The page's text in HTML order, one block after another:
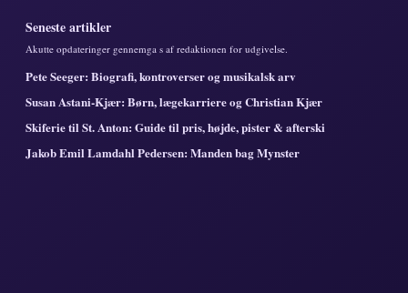
Seneste artikler
Akutte opdateringer gennemga s af redaktionen for udgivelse.
Pete Seeger: Biografi, kontroverser og musikalsk arv
Susan Astani-Kjær: Børn, lægekarriere og Christian Kjær
Skiferie til St. Anton: Guide til pris, højde, pister & afterski
Jakob Emil Lamdahl Pedersen: Manden bag Mynster